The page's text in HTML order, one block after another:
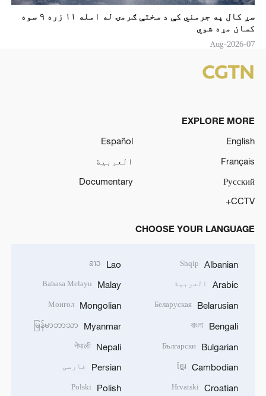
سږ کال په جرمني کې د سختې ګرمۍ له امله ۱۱ زره ۹ سوه
کسان مړه شوي
07-Aug-2026
EXPLORE MORE
English
Español
Français
العربية
Русский
Documentary
CCTV+
CHOOSE YOUR LANGUAGE
Albanian
Shqip
Arabic العربية
Belarusian
Беларуская
Bengali
বাংলা
Bulgarian
Български
Cambodian
ខ្មែរ
Croatian
Hrvatski
Lao
ລາວ
Malay
Bahasa Melayu
Mongolian
Монгол
Myanmar
မြန်မာဘာသာ
Nepali
नेपाली
Persian فارسی
Polish
Polski